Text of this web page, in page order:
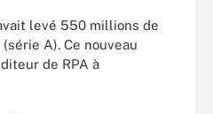
levé 550 millions de
A). Ce nouveau
de RPA à